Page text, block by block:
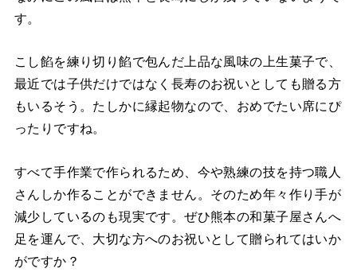
す。
こし餡を練り切り餡で包んだ上品な風味の上生菓子で、
最近では子供だけではなく長寿のお祝いとしても贈る方
もいるそう。たしかに縁起物なので、おめでたい席にぴ
ったりですね。
すべて手作業で作られるため、今や熟練の技を持つ職人
さんしか作ることができません。そのため年々作り手が
減少しているのも現実です。ぜひ熊本の和菓子屋さんへ
足を運んで、大切な方へのお祝いとして贈られてはいか
がですか？